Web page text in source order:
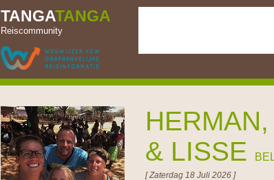
TANGATANGA
Reiscommunity
& LISSE
[ Zaterdag 18 Juli 2026 ]